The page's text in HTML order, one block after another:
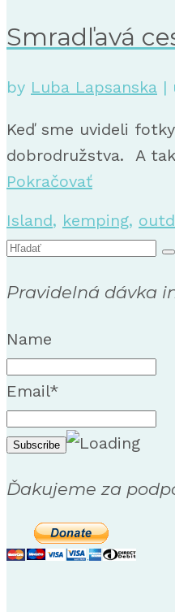
Smradľavá
by Luba Lapsanska |
Keď sme uvideli
dobrodružstva. A
Pokračovať
Island, kemping,
Search
Pravidelná dávka
Name
Email*
Ďakujeme za